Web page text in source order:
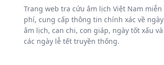
Trang web tra cứu âm lịch Việt Nam miễn
phí, cung cấp thông tin chính xác về ngày
âm lịch, can chi, con giáp, ngày tốt xấu và
các ngày lễ tết truyền thống.